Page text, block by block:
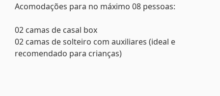
Acomodações para no máximo 08 pessoas:
02 camas de casal box
02 camas de solteiro com auxiliares (ideal e
recomendado para crianças)